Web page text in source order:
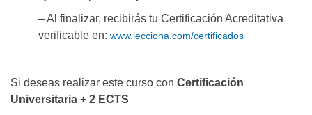
– Al finalizar, recibirás tu Certificación Acreditativa
verificable en: www.lecciona.com/certificados
Si deseas realizar este curso con Certificación
Universitaria + 2 ECTS